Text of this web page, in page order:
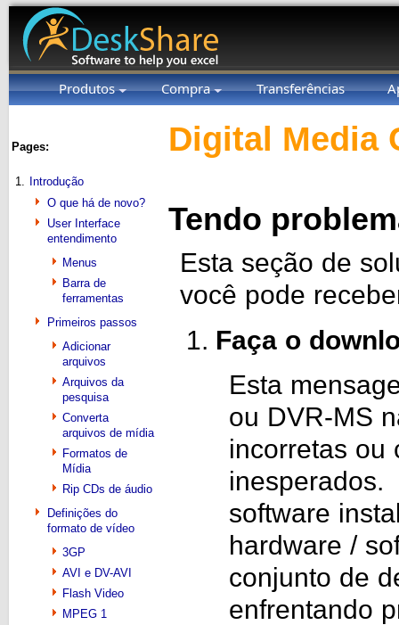
Produtos Compra Transferências
Pages:
1.
Introdução
O que há de novo?
User Interface
entendimento
Menus
Barra de
ferramentas
Primeiros passos
Adicionar
arquivos
Arquivos da
pesquisa
Converta
arquivos de mídia
Formatos de
Mídia
Rip CDs de áudio
Definições do
formato de vídeo
3GP
AVI e DV-AVI
Flash Video
MPEG 1
Digital Media
Tendo
Esta seção de
você pode
Faça o
Esta
ou DVR-MS
incorretas ou
inesperados.
software
hardware /
conjunto de
enfrentando